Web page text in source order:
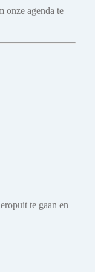
onze agenda te
te gaan en